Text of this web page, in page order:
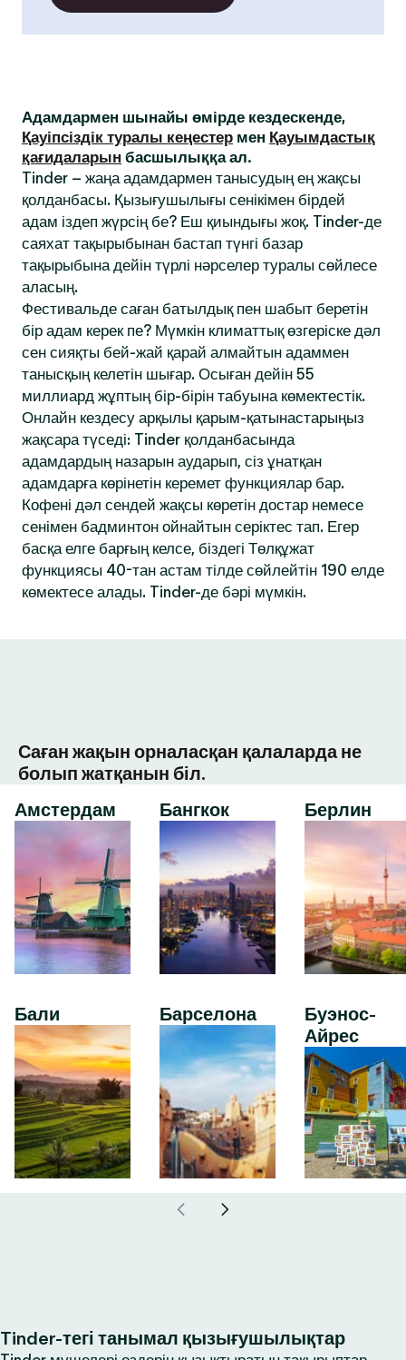
Адамдармен шынайы өмірде кездескенде,
Қауіпсіздік туралы кеңестер мен Қауымдастық
қағидаларын басшылыққа ал.
Tinder – жаңа адамдармен танысудың ең жақсы
қолданбасы. Қызығушылығы сенікімен бірдей
адам іздеп жүрсің бе? Еш қиындығы жоқ. Tinder-де
саяхат тақырыбынан бастап түнгі базар
тақырыбына дейін түрлі нәрселер туралы сөйлесе
аласың.
Фестивальде саған батылдық пен шабыт беретін
бір адам керек пе? Мүмкін климаттық өзгеріске дәл
сен сияқты бей-жай қарай алмайтын адаммен
танысқың келетін шығар. Осыған дейін 55
миллиард жұптың бір-бірін табуына көмектестік.
Онлайн кездесу арқылы қарым-қатынастарыңыз
жақсара түседі: Tinder қолданбасында
адамдардың назарын аударып, сіз ұнатқан
адамдарға көрінетін керемет функциялар бар.
Кофені дәл сендей жақсы көретін достар немесе
сенімен бадминтон ойнайтын серіктес тап. Егер
басқа елге барғың келсе, біздегі Төлқұжат
функциясы 40-тан астам тілде сөйлейтін 190 елде
көмектесе алады. Tinder-де бәрі мүмкін.
Саған жақын орналасқан қалаларда не
болып жатқанын біл.
Амстердам
Бали
Бангкок
Барселона
Берлин
Буэнос-
Айрес
Tinder-тегі танымал қызығушылықтар